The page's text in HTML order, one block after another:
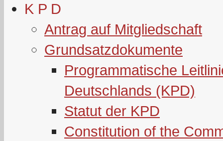
K P D
Antrag auf Mitgliedschaft
Grundsatzdokumente
Programmatische
Deutschlands (KPD)
Statut der KPD
Constitution of the